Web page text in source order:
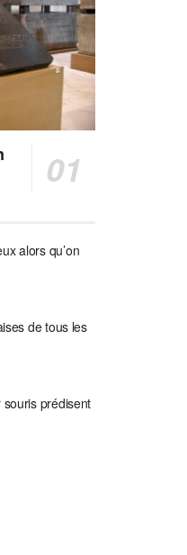
alors qu’on
de tous les
prédisent